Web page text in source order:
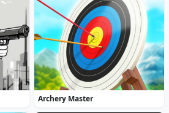
Archery Master